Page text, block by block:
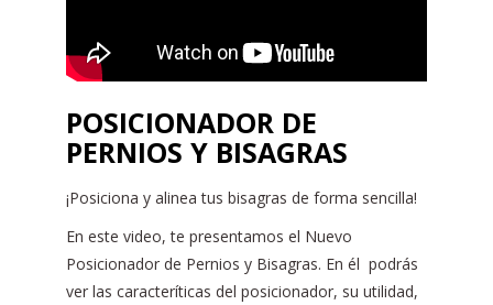
POSICIONADOR DE
PERNIOS Y BISAGRAS
¡Posiciona y alinea tus bisagras de forma sencilla!
En este video, te presentamos el Nuevo
Posicionador de Pernios y Bisagras. En él podrás
ver las caracteríticas del posicionador, su utilidad,